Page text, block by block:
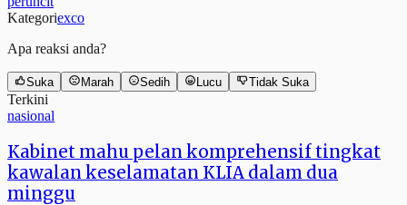
Kategoriexco
Apa reaksi anda?
Suka Marah Sedih Lucu Tidak Suka
Terkini
nasional
Kabinet mahu pelan komprehensif tingkat
kawalan keselamatan KLIA dalam dua
minggu